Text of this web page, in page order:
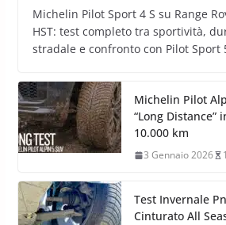
Michelin Pilot Sport 4 S su Range
HST: test completo tra sportività,
stradale e confronto con Pilot Sport
Michelin Pilot
“Long Distance”
10.000 km
3 Gennaio 2026
Test Invernale
Cinturato All